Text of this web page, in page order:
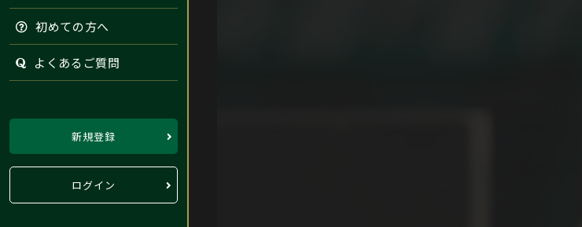
初めての方へ
よくあるご質問
新規登録
ログイン